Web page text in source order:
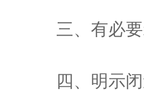
三、有必
四、明示